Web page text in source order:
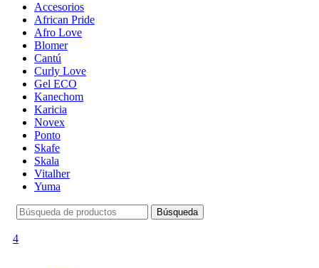
Accesorios
African Pride
Afro Love
Blomer
Cantú
Curly Love
Gel ECO
Kanechom
Karicia
Novex
Ponto
Skafe
Skala
Vitalher
Yuma
Búsqueda
de:
Búsqueda
4